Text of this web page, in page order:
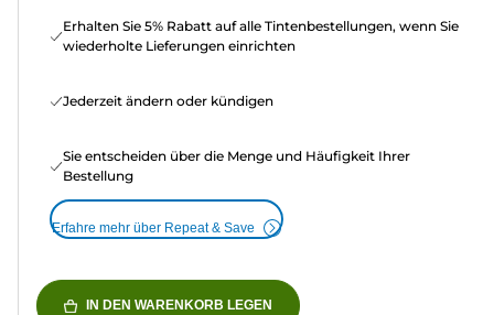
Erhalten Sie 5% Rabatt auf alle Tintenbestellungen, wenn Sie
wiederholte Lieferungen einrichten
Jederzeit ändern oder kündigen
Sie entscheiden über die Menge und Häufigkeit Ihrer
Bestellung
Erfahre mehr über Repeat & Save
IN DEN WARENKORB LEGEN